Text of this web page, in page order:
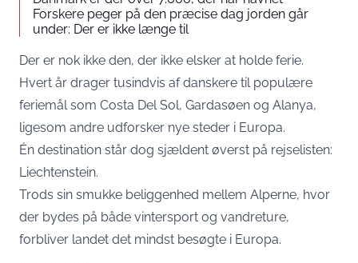
Forskere peger på den præcise dag jorden går
under: Der er ikke længe til
Der er nok ikke den, der ikke elsker at holde ferie.
Hvert år drager tusindvis af danskere til populære
feriemål som Costa Del Sol, Gardasøen og Alanya,
ligesom andre udforsker nye steder i Europa.
Én destination står dog sjældent øverst på rejselisten:
Liechtenstein.
Trods sin smukke beliggenhed mellem Alperne, hvor
der bydes på både vintersport og vandreture,
forbliver landet det mindst besøgte i Europa.